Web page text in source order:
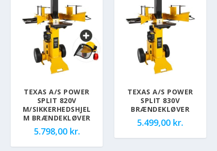
TEXAS A/S POWER
SPLIT 820V
M/SIKKERHEDSHJEL
M BRÆNDEKLØVER
5.798,00 kr.
TEXAS A/S POWER
SPLIT 830V
BRÆNDEKLØVER
5.499,00 kr.